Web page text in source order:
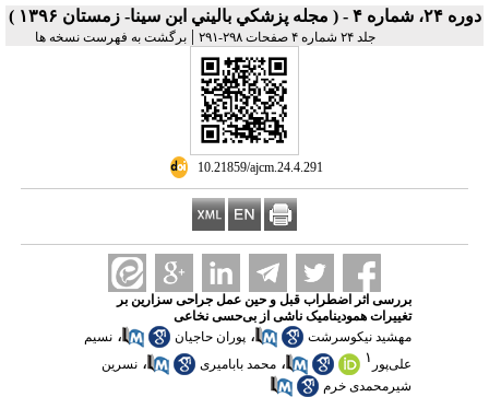
دوره ۲۴، شماره ۴ - ( مجله پزشكي باليني ابن سينا- زمستان ۱۳۹۶ )
جلد ۲۴ شماره ۴ صفحات ۲۹۸-۲۹۱ | برگشت به فهرست نسخه ها
‎ 10.21859/ajcm.24.4.291
بررسی اثر اضطراب قبل و حین عمل جراحی سزارین بر
تغییرات همودینامیک ناشی از بی‌حسی نخاعی
مهشید نیکوسرشت
، پوران حاجیان ، نسیم
علی‌پور ۱ ، محمد بابامیری ، نسرین
شیرمحمدی خرم